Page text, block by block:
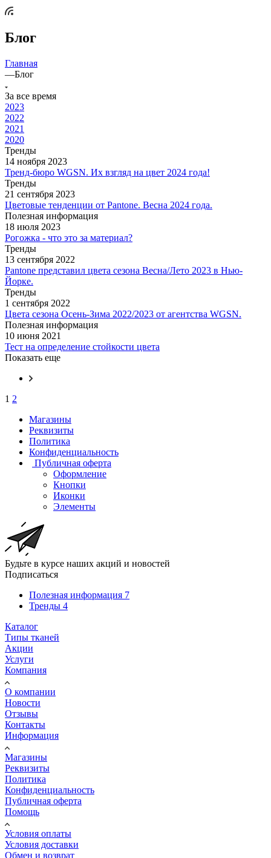
Блог
Главная
—Блог
За все время
2023
2022
2021
2020
Тренды
14 ноября 2023
Тренд-бюро WGSN. Их взгляд на цвет 2024 года!
Тренды
21 сентября 2023
Цветовые тенденции от Pantone. Весна 2024 года.
Полезная информация
18 июля 2023
Рогожка - что это за материал?
Тренды
13 сентября 2022
Pantone представил цвета сезона Весна/Лето 2023 в Нью-
Йорке.
Тренды
1 сентября 2022
Цвета сезона Осень-Зима 2022/2023 от агентства WGSN.
Полезная информация
10 июня 2021
Тест на определение стойкости цвета
Показать еще
1 2
Магазины
Реквизиты
Политика
Конфиденциальность
Публичная оферта
Оформление
Кнопки
Иконки
Элементы
Будьте в курсе наших акций и новостей
Подписаться
Полезная информация 7
Тренды 4
Каталог
Типы тканей
Акции
Услуги
Компания
О компании
Новости
Отзывы
Контакты
Информация
Магазины
Реквизиты
Политика
Конфиденциальность
Публичная оферта
Помощь
Условия оплаты
Условия доставки
Обмен и возврат